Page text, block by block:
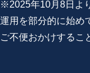
※2025年10月8日よ
運用を部分的に始め
ご不便おかけするこ